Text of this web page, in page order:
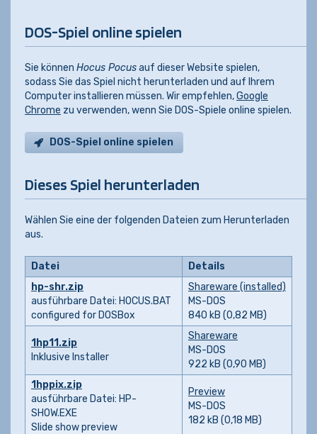
DOS-Spiel online spielen
Sie können Hocus Pocusauf dieser Website spielen,
sodass Sie das Spiel nicht herunterladen und auf Ihrem
Computer installieren müssen. Wir empfehlen,Google
Chrome zu verwenden, wenn Sie DOS-Spiele online spielen.
DOS-Spiel online spielen
Dieses Spiel herunterladen
Wählen Sie eine der folgenden Dateien zum Herunterladen
aus.
Datei
Details
hp-shr.zip
ausführbare Datei: HOCUS.BAT
configured for DOSBox
Shareware (installed)
MS-DOS
840 kB (0,82 MB)
1hp11.zip
Inklusive Installer
Shareware
MS-DOS
922 kB (0,90 MB)
1hppix.zip
ausführbare Datei: HP-
SHOW.EXE
Slide show preview
Preview
MS-DOS
182 kB (0,18 MB)